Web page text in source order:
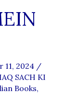
11, 2024 /
SACH KI
Books,